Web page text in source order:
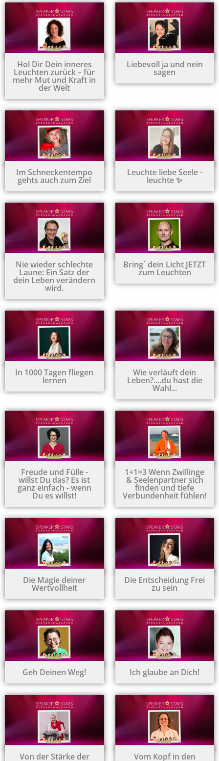
Hol Dir Dein inneres
Leuchten zurück – für
mehr Mut und Kraft in
der Welt
Liebevoll ja und nein
sagen
Im Schneckentempo
gehts auch zum Ziel
Leuchte liebe Seele -
leuchte ✨
Nie wieder schlechte
Laune: Ein Satz der
dein Leben verändern
wird.
Bring´ dein Licht JETZT
zum Leuchten
In 1000 Tagen fliegen
lernen
Wie verläuft dein
Leben?....du hast die
Wahl...
Freude und Fülle -
willst Du das? Es ist
ganz einfach - wenn
Du es willst!
1+1=3 Wenn Zwillinge
& Seelenpartner sich
finden und tiefe
Verbundenheit fühlen!
Die Magie deiner
Wertvollheit
Die Entscheidung Frei
zu sein
Geh Deinen Weg! Ich glaube an Dich!
Von der Stärke der Vom Kopf in den